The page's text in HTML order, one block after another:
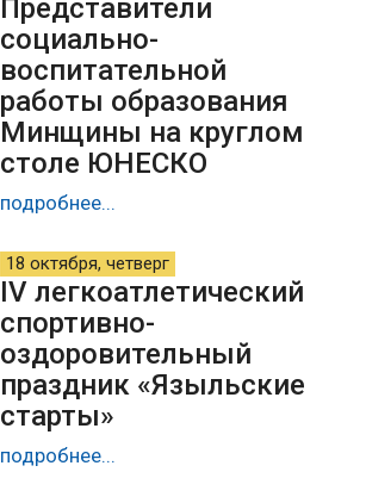
Представители
социально-
воспитательной
работы образования
Минщины на круглом
столе ЮНЕСКО
подробнее...
18 октября, четверг
IV легкоатлетический
спортивно-
оздоровительный
праздник «Языльские
старты»
подробнее...